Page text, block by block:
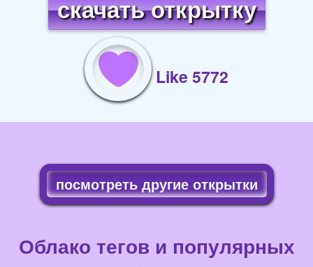
скачать открытку
Like 5772
посмотреть другие открытки
Облако тегов и популярных